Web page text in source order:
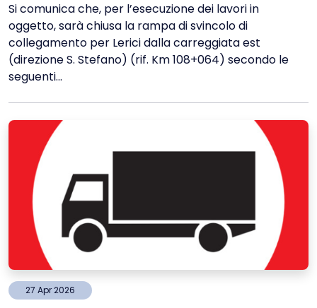
Si comunica che, per l’esecuzione dei lavori in
oggetto, sarà chiusa la rampa di svincolo di
collegamento per Lerici dalla carreggiata est
(direzione S. Stefano) (rif. Km 108+064) secondo le
seguenti...
27 Apr2026